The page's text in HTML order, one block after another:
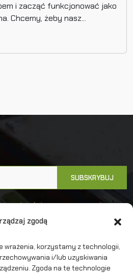
zgodą
wrażenia, korzystamy z technologii,
i/lub uzyskiwania
Zgoda na te technologie
i zacząć funkcjonować jako
Chcemy, żeby nasz...
Modelowania